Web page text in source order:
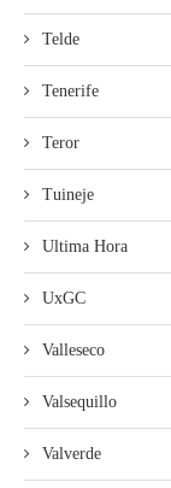
Telde
Tenerife
Teror
Tuineje
Ultima Hora
UxGC
Valleseco
Valsequillo
Valverde